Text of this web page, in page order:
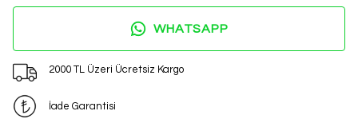
WHATSAPP
2000 TL Üzeri Ücretsiz Kargo
İade Garantisi
%20 İNDİRİM
2. Üründe Net %20 İndirim!
Bu ve benzeri fırsatları kaçırmamak